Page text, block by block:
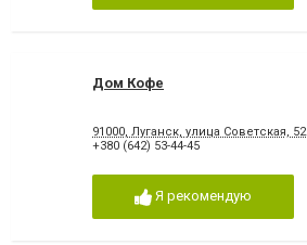
Дом Кофе
91000, Луганск, улица Советская, 52
+380 (642) 53-44-45
Я рекомендую